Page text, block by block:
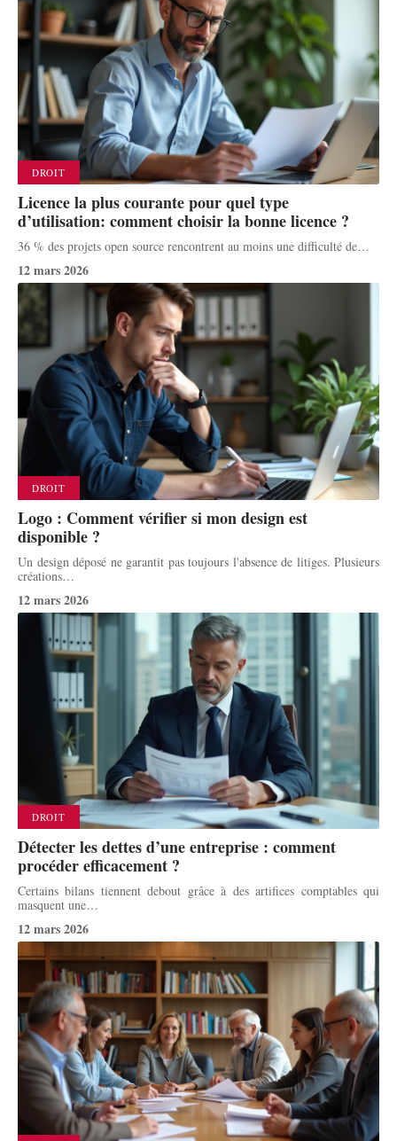
DROIT
Licence la plus courante pour quel type
d’utilisation: comment choisir la bonne licence ?
36 % des projets open source rencontrent au moins une difficulté de…
12 mars 2026
DROIT
Logo : Comment vérifier si mon design est
disponible ?
Un design déposé ne garantit pas toujours l'absence de litiges. Plusieurs
créations…
12 mars 2026
DROIT
Détecter les dettes d’une entreprise : comment
procéder efficacement ?
Certains bilans tiennent debout grâce à des artifices comptables qui
masquent une…
12 mars 2026